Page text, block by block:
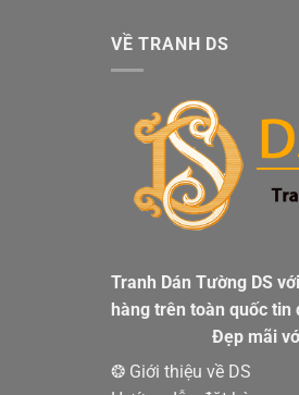
VỀ TRANH DS
Tranh Dán Tường DS
hàng trên toàn quốc tin
❂ Giới thiệu về DS